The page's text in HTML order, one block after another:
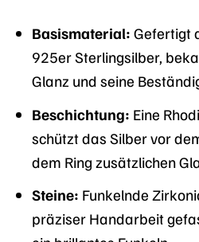
Basismaterial: Gefertigt
925er Sterlingsilber,
Glanz und seine
Beschichtung: Eine
schützt das Silber vor
dem Ring zusätzlichen
Steine: Funkelnde
präziser Handarbeit